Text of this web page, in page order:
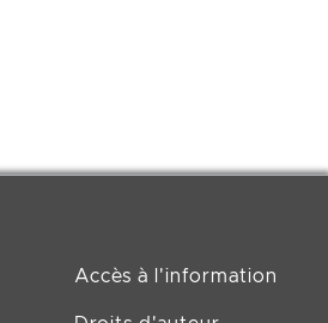
Accès à l'information